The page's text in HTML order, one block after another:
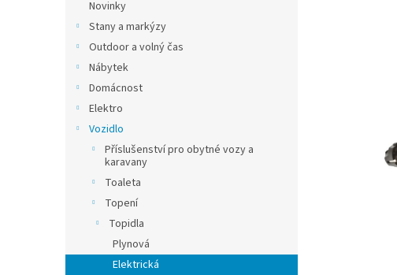
Novinky
Stany a markýzy
Outdoor a volný čas
Nábytek
Domácnost
Elektro
Vozidlo
Příslušenství pro obytné vozy a
karavany
Toaleta
Topení
Topidla
Plynová
Elektrická